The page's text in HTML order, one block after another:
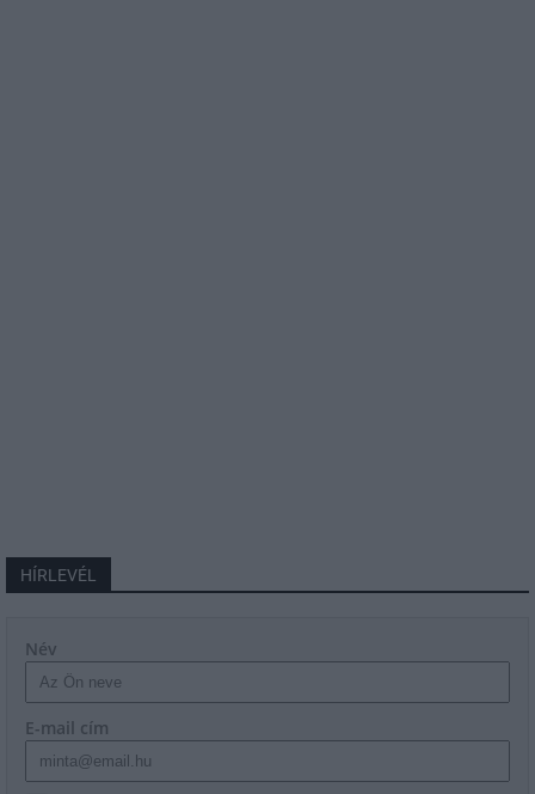
HÍRLEVÉL
Név
E-mail cím